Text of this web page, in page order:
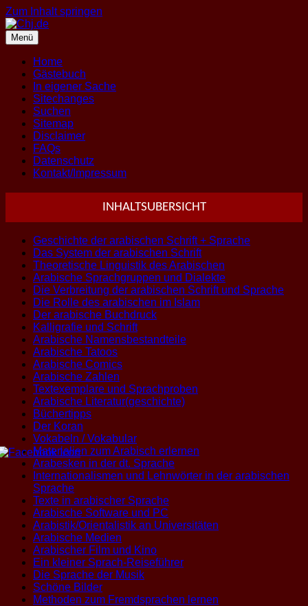
Zum Inhalt springen
Menü
Home
Gästebuch
In eigener Sache
Sitechanges
Suchen
Sitemap
Disclaimer
FAQs
Datenschutz
Kontakt/Impressum
INHALTSUBERSICHT
Geschichte der arabischen Schrift + Sprache
Das System der arabischen Schrift
Theoretische Linguistik des Arabischen
Arabische Sprachgruppen und Dialekte
Die Verbreitung der arabischen Schrift und Sprache
Die Rolle des arabischen im Islam
Der arabische Buchdruck
Kalligrafie und Schrift
Arabische Namensbestandteile
Arabische Tatoos
Arabische Comics
Arabische Zahlen
Textexemplare und Sprachproben
Arabische Literatur(geschichte)
Büchertipps
Der Koran
Vokabeln / Vokabular
Materialien zum Arabisch erlernen
Arabesken in der dt. Sprache
Internationalismen und Lehnwörter in der arabischen
Sprache
Texte in arabischer Sprache
Arabische Software und PC
Arabistik/Orientalistik an Universitäten
Arabische Medien
Arabischer Film und Kino
Ein kleiner Sprach-Reiseführer
Die Sprache der Musik
Schöne Bilder
Methoden zum Fremdsprachen lernen